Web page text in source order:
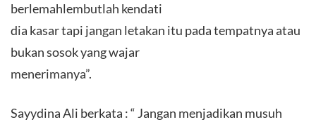
berlemahlembutlah kendati
dia kasar tapi jangan letakan itu pada tempatnya atau
bukan sosok yang wajar
menerimanya”.
Sayydina Ali berkata : “ Jangan menjadikan musuh